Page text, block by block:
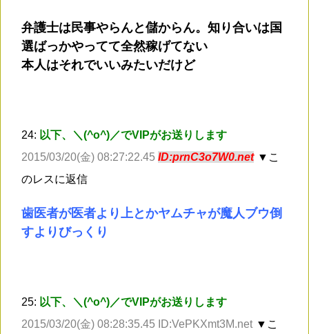
弁護士は民事やらんと儲からん。知り合いは国
選ばっかやってて全然稼げてない
本人はそれでいいみたいだけど
24: 以下、＼(^o^)／でVIPがお送りします
2015/03/20(金) 08:27:22.45 ID:prnC3o7W0.net ▼こ
のレスに返信
歯医者が医者より上とかヤムチャが魔人ブウ倒
すよりびっくり
25: 以下、＼(^o^)／でVIPがお送りします
2015/03/20(金) 08:28:35.45 ID:VePKXmt3M.net ▼こ